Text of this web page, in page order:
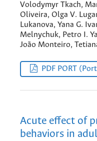
Volodymyr Tkach,
Oliveira, Olga V.
Lukanova, Yana G.
Melnychuk, Petro I.
João Monteiro,
PDF PORT
Acute effect of
behaviors in